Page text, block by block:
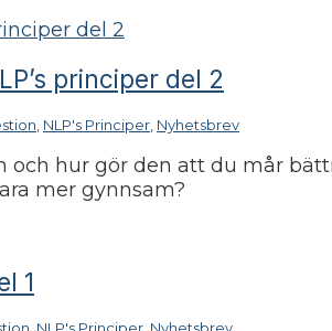
principer del 2
NLP's Principer Nyhetsbrev
hur gör den att du mår
mer gynnsam?
1